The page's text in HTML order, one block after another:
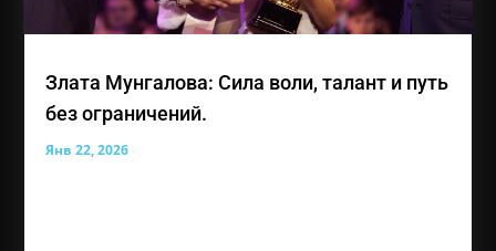
Злата Мунгалова: Сила воли, талант и путь
без ограничений.
Янв 22, 2026